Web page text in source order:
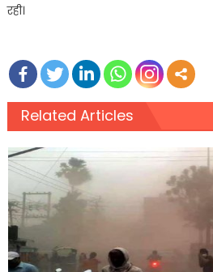
रही।
Related Articles